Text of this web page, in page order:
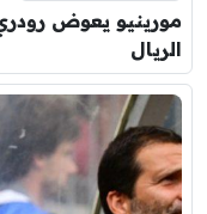
مورينيو يعوض
الريال